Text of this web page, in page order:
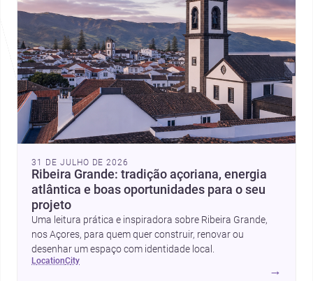
31 DE JULHO DE 2026
Ribeira Grande: tradição açoriana, energia
atlântica e boas oportunidades para o seu
projeto
Uma leitura prática e inspiradora sobre Ribeira Grande,
nos Açores, para quem quer construir, renovar ou
desenhar um espaço com identidade local.
location city
→